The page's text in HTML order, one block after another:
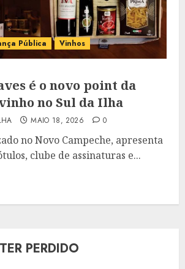
Pública Vinhos
é o novo point da
no Sul da Ilha
MAIO 18, 2026 0
no Novo Campeche, apresenta
clube de assinaturas e...
PERDIDO